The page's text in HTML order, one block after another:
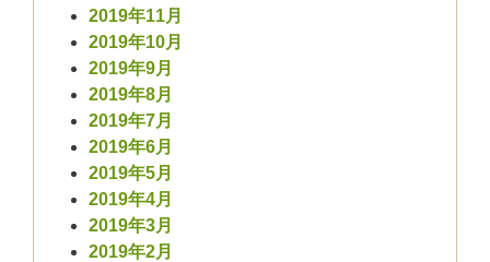
2019年11月
2019年10月
2019年9月
2019年8月
2019年7月
2019年6月
2019年5月
2019年4月
2019年3月
2019年2月